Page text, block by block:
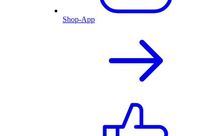
Shop-App